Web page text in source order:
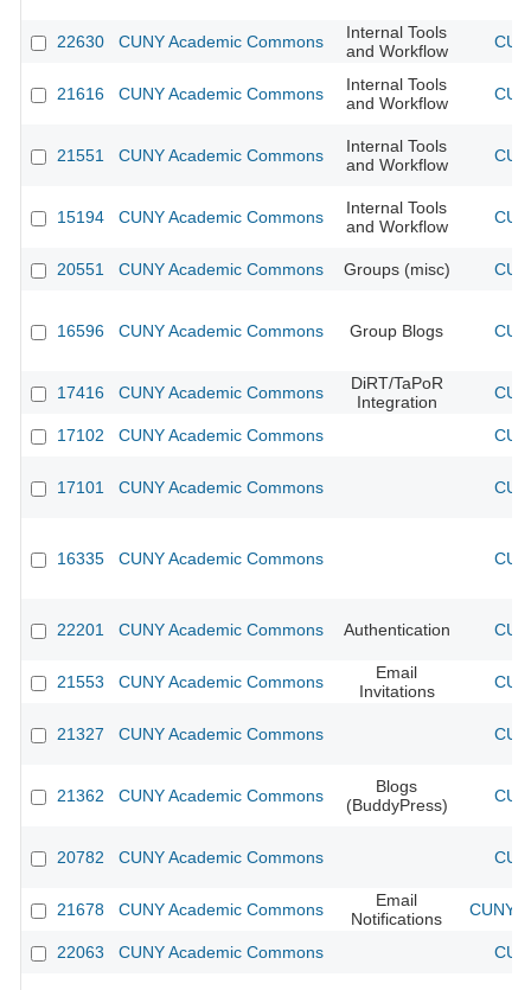
22630 CUNY Academic Commons
Internal Tools
and Workflow
21616 CUNY Academic Commons
Internal Tools
and Workflow
21551 CUNY Academic Commons
Internal Tools
and Workflow
15194 CUNY Academic Commons
Internal Tools
and Workflow
20551 CUNY Academic Commons Groups (misc)
16596 CUNY Academic Commons Group Blogs
17416 CUNY Academic Commons
DiRT/TaPoR
Integration
17102 CUNY Academic Commons
17101 CUNY Academic Commons
16335 CUNY Academic Commons
22201 CUNY Academic Commons Authentication
21553 CUNY Academic Commons
Email
Invitations
21327 CUNY Academic Commons
21362 CUNY Academic Commons
Blogs
(BuddyPress)
20782 CUNY Academic Commons
21678 CUNY Academic Commons
Email
Notifications
CUNY
22063 CUNY Academic Commons